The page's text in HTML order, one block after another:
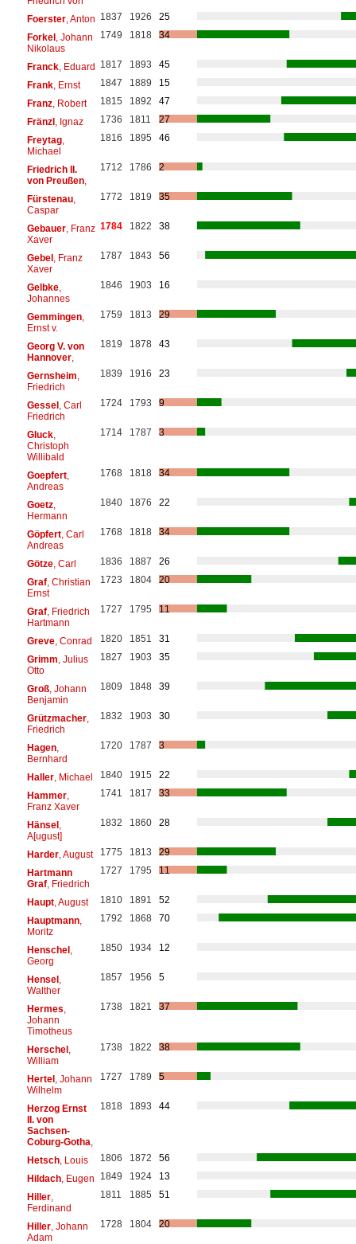
Foerster, Anton 1837 1926
25
Forkel, Johann
Nikolaus
1749 1818 34
Franck, Eduard 1817 1893
45
Frank, Ernst 1847 1889
15
Franz, Robert 1815 1892
47
Fränzl, Ignaz 1736 1811
27
Freytag,
Michael
1816 1895 46
Friedrich II.
von Preußen,
1712 1786 2
Fürstenau,
Caspar
1772 1819 35
Gebauer, Franz
Xaver
1784 1822 38
Gebel, Franz
Xaver
1787 1843 56
Gelbke,
Johannes
1846 1903 16
Gemmingen,
Ernst v.
1759 1813 29
Georg V. von
Hannover,
1819 1878 43
Gernsheim
Friedrich
1839 1916 23
Gessel, Carl
Friedrich
1724 1793 9
Gluck,
Christoph
Willibald
1714 1787 3
Goepfert,
Andreas
1768 1818 34
Goetz,
Hermann
1840 1876 22
Göpfert, Carl
Andreas
1768 1818 34
Götze, Carl 1836 1887
26
Graf, Christian
Ernst
1723 1804 20
Graf, Friedrich
Hartmann
1727 1795 11
Greve, Conrad 1820 1851
31
Grimm , Julius
Otto
1827 1903 35
Groß, Johann
Benjamin
1809 1848 39
Grützmacher,
Friedrich
1832 1903 30
Hagen,
Bernhard
1720 1787 3
Haller, Michael 1840 1915
22
Hammer,
Franz Xaver
1741 1817 33
Hänsel,
A[ugust]
1832 1860 28
Harder, August 1775 1813
29
Hartmann
Graf, Friedrich
1727 1795 11
Haupt, August 1810 1891
52
Hauptmann,
Moritz
1792 1868 70
Henschel,
Georg
1850 1934 12
Hensel,
Walther
1857 1956 5
Hermes
Johann
Timotheus
1738 1821 37
Herschel,
William
1738 1822 38
Hertel, Johann
Wilhelm
1727 1789 5
Herzog Ernst
II. von
Sachsen-
Coburg-Gotha
1818 1893 44
Hetsch, Louis 1806 1872
56
Hildach, Eugen 1849 1924
13
Hiller,
Ferdinand
1811 1885 51
Hiller, Johann
Adam
1728 1804 20